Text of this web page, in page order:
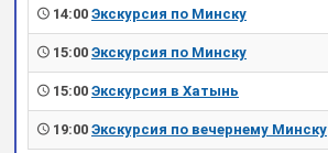
14:00 Экскурсия по Минску
15:00 Экскурсия по Минску
15:00 Экскурсия в Хатынь
19:00 Экскурсия по вечернему Минску